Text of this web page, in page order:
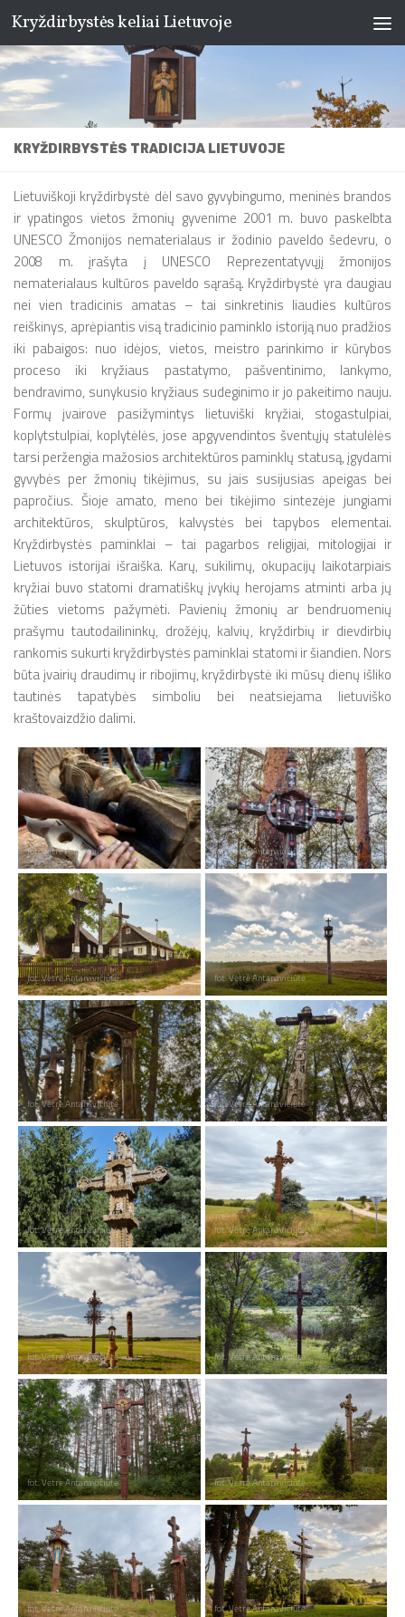
Skip to content
Kryždirbystės keliai Lietuvoje
KRYŽDIRBYSTĖS TRADICIJA LIETUVOJE
Lietuviškoji kryždirbystė dėl savo gyvybingumo, meninės brandos
ir ypatingos vietos žmonių gyvenime 2001 m. buvo paskelbta
UNESCO Žmonijos nematerialaus ir žodinio paveldo šedevru, o
2008 m. įrašyta į UNESCO Reprezentatyvųjį žmonijos
nematerialaus kultūros paveldo sąrašą. Kryždirbystė yra daugiau
nei vien tradicinis amatas – tai sinkretinis liaudies kultūros
reiškinys, aprėpiantis visą tradicinio paminklo istoriją nuo pradžios
iki pabaigos: nuo idėjos, vietos, meistro parinkimo ir kūrybos
proceso iki kryžiaus pastatymo, pašventinimo, lankymo,
bendravimo, sunykusio kryžiaus sudeginimo ir jo pakeitimo nauju.
Formų įvairove pasižymintys lietuviški kryžiai, stogastulpiai,
koplytstulpiai, koplytėlės, jose apgyvendintos šventųjų statulėlės
tarsi peržengia mažosios architektūros paminklų statusą, įgydami
gyvybės per žmonių tikėjimus, su jais susijusias apeigas bei
papročius. Šioje amato, meno bei tikėjimo sintezėje jungiami
architektūros, skulptūros, kalvystės bei tapybos elementai.
Kryždirbystės paminklai – tai pagarbos religijai, mitologijai ir
Lietuvos istorijai išraiška. Karų, sukilimų, okupacijų laikotarpiais
kryžiai buvo statomi dramatiškų įvykių herojams atminti arba jų
žūties vietoms pažymėti. Pavienių žmonių ar bendruomenių
prašymu tautodailininkų, drožėjų, kalvių, kryždirbių ir dievdirbių
rankomis sukurti kryždirbystės paminklai statomi ir šiandien. Nors
būta įvairių draudimų ir ribojimų, kryždirbystė iki mūsų dienų išliko
tautinės tapatybės simboliu bei neatsiejama lietuviško
kraštovaizdžio dalimi.
fot. Vėtrė Antanavičiūtė
fot. Vėtrė Antanavičiūtė
fot. Vėtrė Antanavičiūtė
fot. Vėtrė Antanavičiūtė
fot. Vėtrė Antanavičiūtė
fot. Vėtrė Antanavičiūtė
fot. Vėtrė Antanavičiūtė
fot. Vėtrė Antanavičiūtė
fot. Vėtrė Antanavičiūtė
fot. Vėtrė Antanavičiūtė
fot. Vėtrė Antanavičiūtė
fot. Vėtrė Antanavičiūtė
fot. Vėtrė Antanavičiūtė
fot. Vėtrė Antanavičiūtė